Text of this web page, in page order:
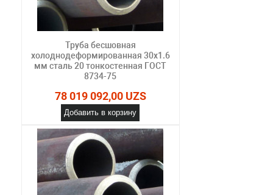
Труба бесшовная
холоднодеформированная 30х1.6
мм сталь 20 тонкостенная ГОСТ
8734-75
78 019 092,00 UZS
Добавить в корзину